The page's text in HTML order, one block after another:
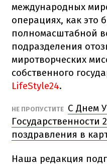
международных
операциях, как это
полномасштабной
подразделения
миротворческих
собственного
LifeStyle24.
НЕ ПРОПУСТИТЕ С Днем
Государственности
поздравления в
Наша редакция